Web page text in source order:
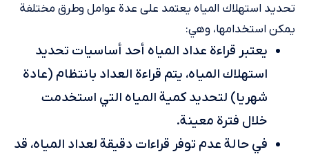
تحديد استهلاك المياه يعتمد على عدة عوامل وطرق مختلفة
يمكن استخدامها، وهي:
يعتبر قراءة عداد المياه أحد أساسيات تحديد
استهلاك المياه، يتم قراءة العداد بانتظام (عادة
شهريا) لتحديد كمية المياه التي استخدمت
خلال فترة معينة.
في حالة عدم توفر قراءات دقيقة لعداد المياه، قد